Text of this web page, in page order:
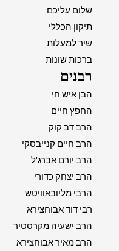
שלום עליכם
תיקון הכללי
שיר למעלות
ברכות שונות
רבנים
הבן איש חי
החפץ חיים
הרב דב קוק
הרב חיים קנייבסקי
הרב יורם אברג'ל
הרב יצחק כדורי
הרבי מליובאוויטש
רבי דוד אבוחצירא
הרב ישעיה מקרסטיר
הרב מאיר אבוחצירא